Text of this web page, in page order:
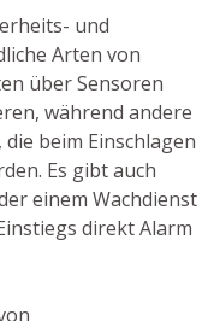
und
Arten von
über Sensoren
während andere
beim Einschlagen
Es gibt auch
einem Wachdienst
direkt Alarm